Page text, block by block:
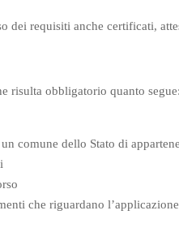
dei requisiti anche certificati,
risulta obbligatorio quanto segue:
comune dello Stato di
che riguardano